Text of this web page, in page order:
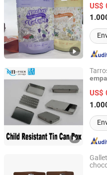
US$
Shandong, China
US$
Ningbo Pack Imp. & Exp.
Zhejiang, China
Chaozhou Yumeng